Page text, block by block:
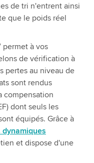
de tri n'entrent ainsi
que le poids réel
permet à vos
de vérification à
pertes au niveau de
sont rendus
compensation
dont seuls les
équipés. Grâce à
et dispose d'une